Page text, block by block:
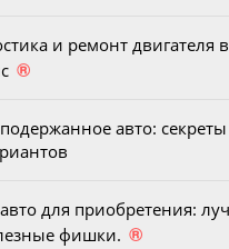
и ремонт двигателя
®
авто:
для приобретения:
фишки. ®